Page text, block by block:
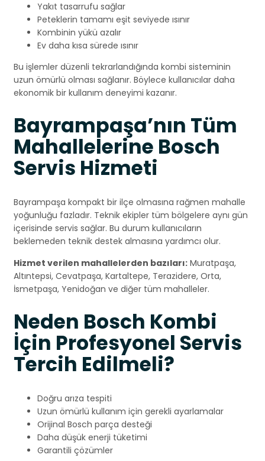
Yakıt tasarrufu sağlar
Peteklerin tamamı eşit seviyede ısınır
Kombinin yükü azalır
Ev daha kısa sürede ısınır
Bu işlemler düzenli tekrarlandığında kombi sisteminin
uzun ömürlü olması sağlanır. Böylece kullanıcılar daha
ekonomik bir kullanım deneyimi kazanır.
Bayrampaşa’nın Tüm
Mahallelerine Bosch
Servis Hizmeti
Bayrampaşa kompakt bir ilçe olmasına rağmen mahalle
yoğunluğu fazladır. Teknik ekipler tüm bölgelere aynı gün
içerisinde servis sağlar. Bu durum kullanıcıların
beklemeden teknik destek almasına yardımcı olur.
Hizmet verilen mahallelerden bazıları: Muratpaşa,
Altıntepsi, Cevatpaşa, Kartaltepe, Terazidere, Orta,
İsmetpaşa, Yenidoğan ve diğer tüm mahalleler.
Neden Bosch Kombi
İçin Profesyonel Servis
Tercih Edilmeli?
Doğru arıza tespiti
Uzun ömürlü kullanım için gerekli ayarlamalar
Orijinal Bosch parça desteği
Daha düşük enerji tüketimi
Garantili çözümler